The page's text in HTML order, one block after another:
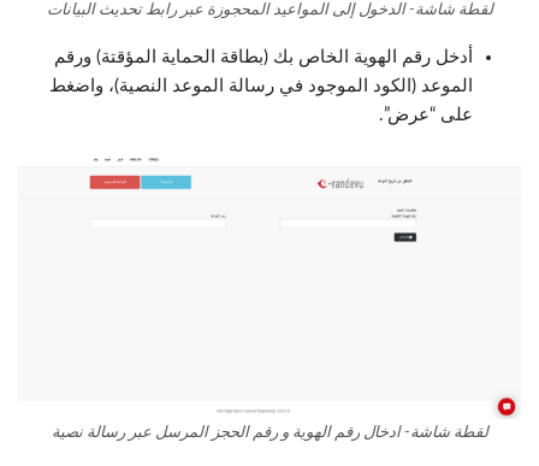
لقطة شاشة- الدخول إلى المواعيد المحجوزة عبر رابط تحديث البيانات
أدخل رقم الهوية الخاص بك (بطاقة الحماية المؤقتة) ورقم
الموعد (الكود الموجود في رسالة الموعد النصية)، واضغط
على “عرض”.
لقطة شاشة- ادخال رقم الهوية و رقم الحجز المرسل عبر رسالة نصية